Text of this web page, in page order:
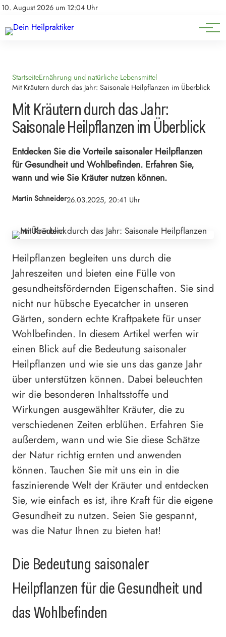
10. August 2026 um 12:04 Uhr
Impressum
Natürliche Medizin
Heilpflanzen & Kräuterkunde
StartseiteErnährung und natürliche Lebensmittel
Mit Kräutern durch das Jahr: Saisonale Heilpflanzen im Überblick
Mit Kräutern durch das Jahr:
Saisonale Heilpflanzen im Überblick
Entdecken Sie die Vorteile saisonaler Heilpflanzen
für Gesundheit und Wohlbefinden. Erfahren Sie,
wann und wie Sie Kräuter nutzen können.
Martin Schneider26.03.2025, 20:41 Uhr
Heilpflanzen begleiten uns durch die
Jahreszeiten und bieten eine Fülle von
gesundheitsfördernden Eigenschaften. Sie sind
nicht nur hübsche Eyecatcher in unseren
Gärten, sondern echte Kraftpakete für unser
Wohlbefinden. In diesem Artikel werfen wir
einen Blick auf die Bedeutung saisonaler
Heilpflanzen und wie sie uns das ganze Jahr
über unterstützen können. Dabei beleuchten
wir die besonderen Inhaltsstoffe und
Wirkungen ausgewählter Kräuter, die zu
verschiedenen Zeiten erblühen. Erfahren Sie
außerdem, wann und wie Sie diese Schätze
der Natur richtig ernten und anwenden
können. Tauchen Sie mit uns ein in die
faszinierende Welt der Kräuter und entdecken
Sie, wie einfach es ist, ihre Kraft für die eigene
Gesundheit zu nutzen. Seien Sie gespannt,
was die Natur Ihnen zu bieten hat!
Die Bedeutung saisonaler
Heilpflanzen für die Gesundheit und
das Wohlbefinden